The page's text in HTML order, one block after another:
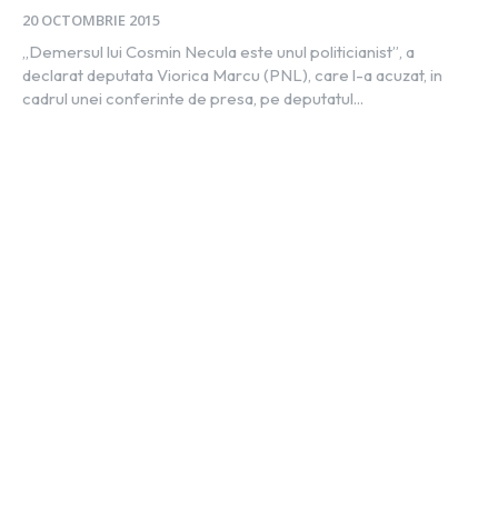
20 OCTOMBRIE 2015
„Demersul lui Cosmin Necula este unul politicianist”, a
declarat deputata Viorica Marcu (PNL), care l-a acuzat, in
cadrul unei conferinte de presa, pe deputatul...